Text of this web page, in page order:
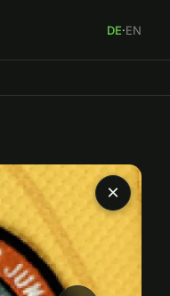
DE·EN
×